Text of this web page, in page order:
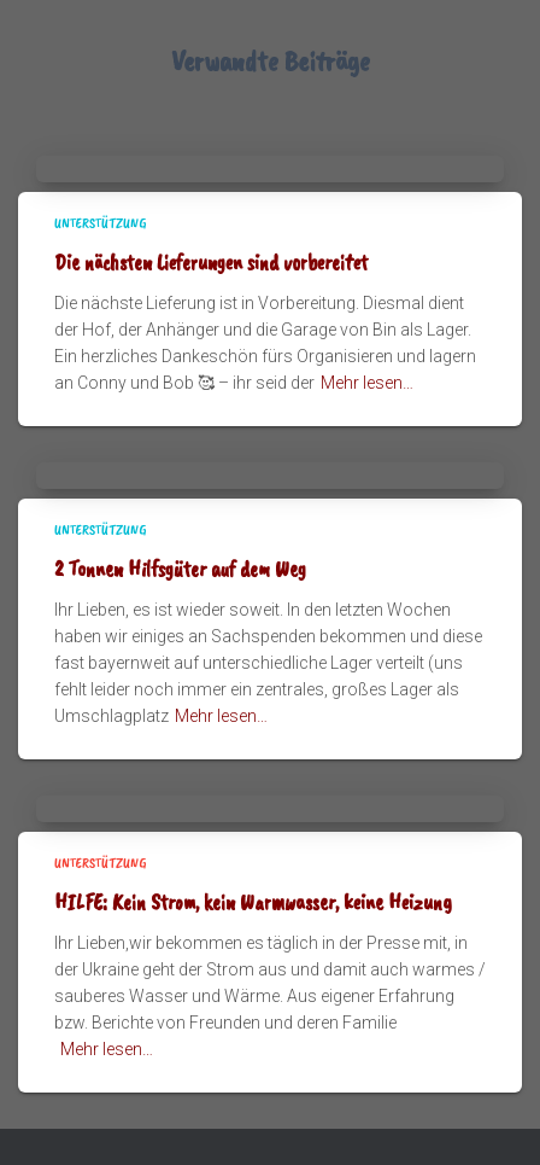
Verwandte Beiträge
UNTERSTÜTZUNG
Die nächsten Lieferungen sind vorbereitet
Die nächste Lieferung ist in Vorbereitung. Diesmal dient
der Hof, der Anhänger und die Garage von Bin als Lager.
Ein herzliches Dankeschön fürs Organisieren und lagern
an Conny und Bob 🥰 – ihr seid der Mehr lesen…
UNTERSTÜTZUNG
2 Tonnen Hilfsgüter auf dem Weg
Ihr Lieben, es ist wieder soweit. In den letzten Wochen
haben wir einiges an Sachspenden bekommen und diese
fast bayernweit auf unterschiedliche Lager verteilt (uns
fehlt leider noch immer ein zentrales, großes Lager als
Umschlagplatz Mehr lesen…
UNTERSTÜTZUNG
HILFE: Kein Strom, kein Warmwasser, keine Heizung
Ihr Lieben,wir bekommen es täglich in der Presse mit, in
der Ukraine geht der Strom aus und damit auch warmes /
sauberes Wasser und Wärme. Aus eigener Erfahrung
bzw. Berichte von Freunden und deren Familie
Mehr lesen…